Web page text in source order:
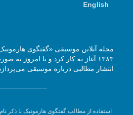
English
۱۳۸۳ آغاز به کار کرد و تا امروز به
انتشار مطالبی درباره موسیقی
استفاده از مطالب گفتگوی هارمونیک با